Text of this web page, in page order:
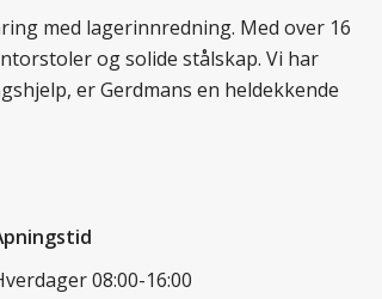
med lagerinnredning. Med over 16
og solide stålskap. Vi har
er Gerdmans en heldekkende
08:00-16:00